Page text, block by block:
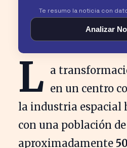
Te resumo la noticia con
Analizar
L a
en un centro
la industria espacial
con una población de
aproximadamente